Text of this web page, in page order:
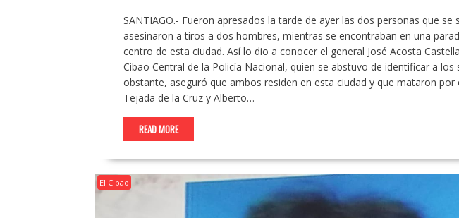
SANTIAGO.- Fueron apresados la tarde de ayer las dos personas que se
asesinaron a tiros a dos hombres, mientras se encontraban en una
centro de esta ciudad. Así lo dio a conocer el general José Acosta
Cibao Central de la Policía Nacional, quien se abstuvo de identificar a los
obstante, aseguró que ambos residen en esta ciudad y que mataron
Tejada de la Cruz y Alberto…
READ MORE
El Cibao